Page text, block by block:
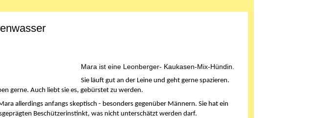
Mara ist eine Leonberger- Kaukasen-Mix-Hündin.
Sie läuft gut an der Leine und geht gerne spazieren.
gerne. Auch liebt sie es, gebürstet zu werden.
allerdings anfangs skeptisch - besonders gegenüber Männern. Sie hat ein
Beschützerinstinkt, was nicht unterschätzt werden darf.